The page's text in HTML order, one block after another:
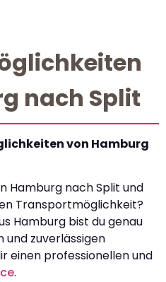
nach Split
von Hamburg
Hamburg nach Split und
Transportmöglichkeit?
Hamburg bist du genau
zuverlässigen
einen professionellen und
.